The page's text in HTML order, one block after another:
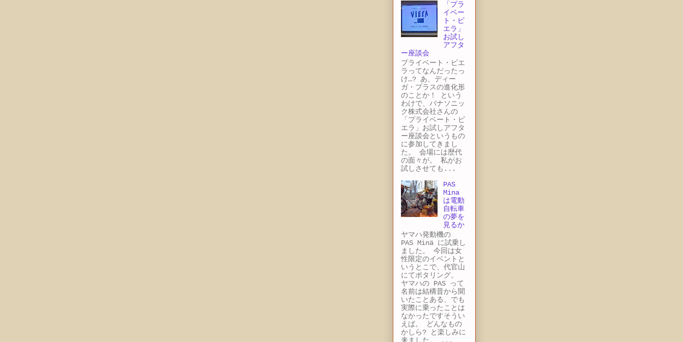
「プラ
イベー
ト・ビ
エラ」
お試し
アフタ
ー座談会
プライベート・ビエ
ラってなんだったっ
け…? あ、ディー
ガ・プラスの進化形
のことか！ という
わけで、パナソニッ
ク株式会社さんの
「プライベート・ビ
エラ」お試しアフタ
ー座談会というもの
に参加してきまし
た。 会場には歴代
の面々が。 私がお
試しさせても...
PAS
Mina
は電動
自転車
の夢を
見るか
ヤマハ発動機の
PAS Minä に試乗し
ました。 今回は女
性限定のイベントと
いうとこで、代官山
にてポタリング。
ヤマハの PAS って
名前は結構昔から聞
いたことある、でも
実際に乗ったことは
なかったですそうい
えば。 どんなもの
かしら? と楽しみに
来ました。 ...